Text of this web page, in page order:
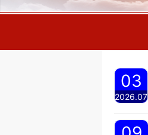
03
2026.07